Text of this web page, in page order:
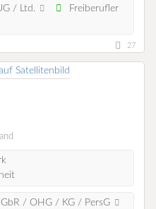
/ Ltd.
Freiberufler
27
/ OHG / KG / PersG